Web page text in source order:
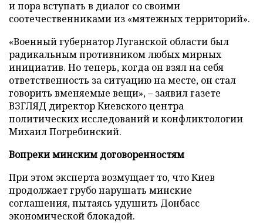
и пора вступать в диалог со своими
соотечественниками из «мятежных территорий».
«Военный губернатор Луганской области был
радикальным противником любых мирных
инициатив. Но теперь, когда он взял на себя
ответственность за ситуацию на месте, он стал
говорить вменяемые вещи», – заявил газете
ВЗГЛЯД директор Киевского центра
политических исследований и конфликтологии
Михаил Погребинский.
Вопреки минским договоренностям
При этом эксперта возмущает то, что Киев
продолжает грубо нарушать минские
соглашения, пытаясь удушить Донбасс
экономической блокадой.